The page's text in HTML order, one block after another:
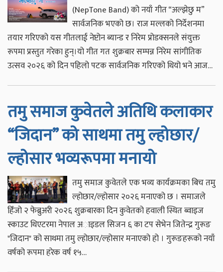
(NepTone Band) को नयाँ गीत “अल्झेछु म”
सार्वजनिक भएको छ। राज मल्लको निर्देशनमा
तयार गरिएको यस गीतलाई नेप्टोन ब्यान्ड र निरेम प्रोडक्सनले संयुक्त
रूपमा प्रस्तुत गरेका हुन्।यो गीत गत शुक्रबार सम्पन्न निरेम सांगीतिक
उत्सव २०२६ को दिन पहिलो पटक सार्वजनिक गरिएको थियो भने आज…
तमु समाज कुवेतले अतिथि कलाकार
“जिदान” को साथमा तमु ल्होछार/
ल्होसार भव्यरूपमा मनायो
तमु समाज कुवेतले एक भव्य कार्यक्रमका बिच तमु
ल्होछार/ल्होसार २०२६ मनाएको छ । समाजले
हिँजो २ फेब्रुअरी २०२६ शुक्रबारका दिन कुवेतको हवाली स्थित ब्वाइज
स्काउट थिएटरमा नेपाल अाइडल सिजन ६ का टप सेभेन जितेन्द्र गुरूङ
"जिदान" को साथमा तमु ल्होछार/ल्होसार मनाएको हो । गुरूङहरूको नयाँ
वर्षको रूपमा हरेक वर्ष १५…